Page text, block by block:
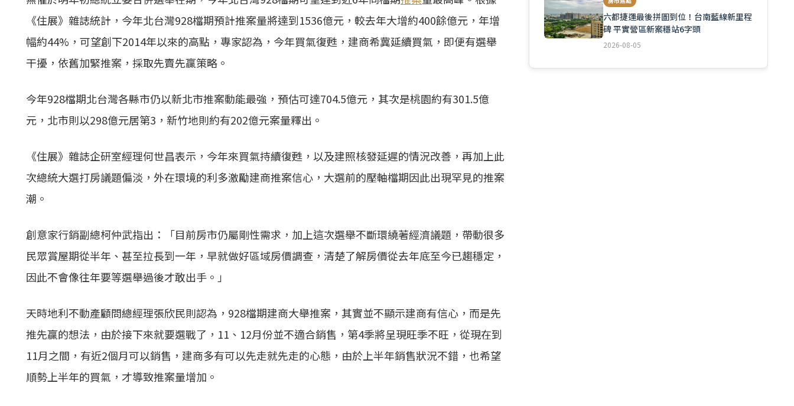
《住展》雜誌統計，今年北台灣928檔期預計推案量將達到1536億元，較去年大增約400餘億元，年增
幅約44%，可望創下2014年以來的高點，專家認為，今年買氣復甦，建商希冀延續買氣，即便有選舉
干擾，依舊加緊推案 ，採取先賣先贏策略。
今年928檔期北台灣各縣市仍以新北市推案動能最強，預估可達704.5億元，其次是桃園約有301.5億
元，北市則以298億元居第3，新竹地則約有202億元案量釋出。
《住展》雜誌企研室經理何世昌表示，今年來買氣持續復甦，以及建照核發延遲的情況改善，再加上此
次總統大選打房議題偏淡，外在環境的利多激勵建商推案信心，大選前的壓軸檔期因此出現罕見的推案
潮。
創意家行銷副總柯仲武指出：「目前房市仍屬剛性需求，加上這次選舉不斷環繞著經濟議題，帶動很多
民眾賞屋期從半年、甚至拉長到一年，早就做好區域房價調查，清楚了解房價從去年底至今已趨穩定，
因此不會像往年要等選舉過後才敢出手。」
天時地利不動產顧問總經理張欣民則認為，928檔期建商大舉推案 ，其實並不顯示建商有信心，而是先
推先贏的想法，由於接下來就要選戰了，11、12月份並不適合銷售，第4季將呈現旺季不旺，從現在到
11月之間，有近2個月可以銷售，建商多有可以先走就先走的心態，由於上半年銷售狀況不錯，也希望
順勢上半年的買氣，才導致推案量增加。
六都捷運最後拼圖到位！台南藍線新里程
碑 平實營區新案穩站6字頭
2026-08-05